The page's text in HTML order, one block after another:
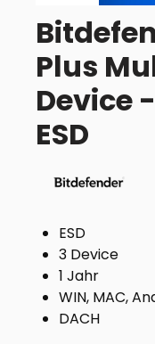
Plus
Device
ESD
ESD
3 Device
1 Jahr
WIN, MAC,
DACH